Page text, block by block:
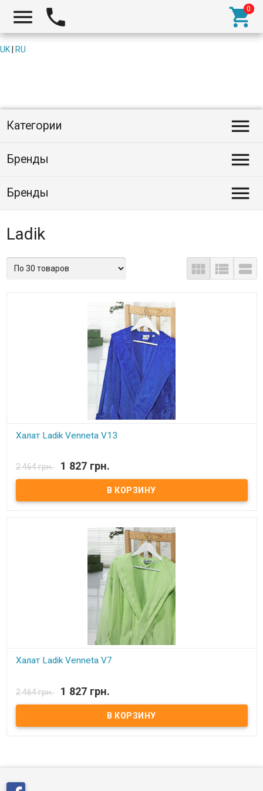
  
UK RU
Категории 
Бренды 
Бренды 
Ladik
  
Халат Ladik Venneta V13
низ-махровый (100% хлопок). Размеры: M, L. Производитель: Ladik
2 464 грн. 1 827 грн.
Халат Ladik Venneta V7
Халат махровый с капюшоном Ladik Venneta. Состав: верх - велюр,
низ-махровый (100% хлопок). Размеры: S, M. Производитель: Ladik
2 464 грн. 1 827 грн.